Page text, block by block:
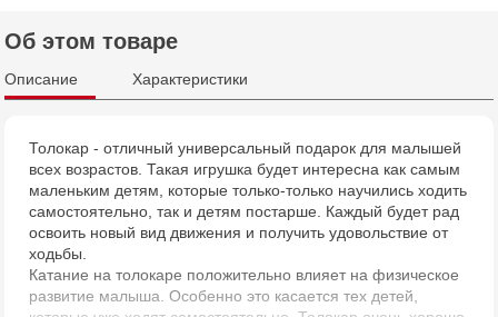
Multistore Centru - bd. Cantemir, 6
Jucărenia Bălți - str. Alexandru Cel Bun, 5
Jucărenia Cahul - str. Ștefan cel Mare, 29А
Jucarenia Ciocana - bd.Mircea cel Bătrân, 39
Об этом товаре
Описание Характеристики
Толокар - отличный универсальный подарок для малышей
всех возрастов. Такая игрушка будет интересна как самым
маленьким детям, которые только-только научились ходить
самостоятельно, так и детям постарше. Каждый будет рад
освоить новый вид движения и получить удовольствие от
ходьбы.
Катание на толокаре положительно влияет на физическое
развитие малыша. Особенно это касается тех детей,